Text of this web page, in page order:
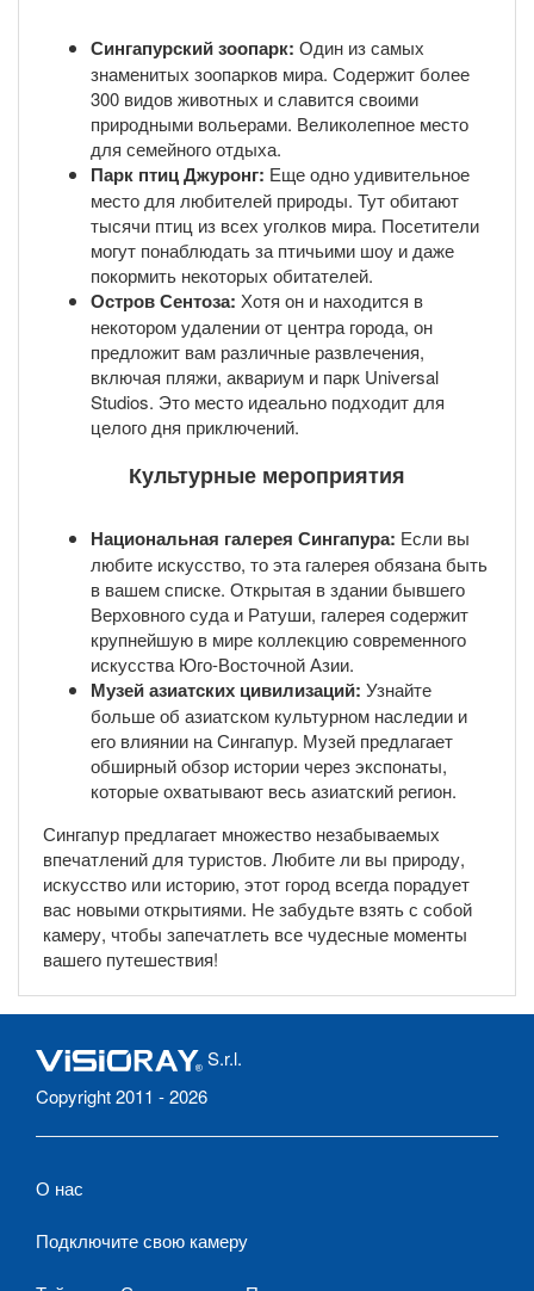
Сингапурский зоопарк: Один из самых
знаменитых зоопарков мира. Содержит более
300 видов животных и славится своими
природными вольерами. Великолепное место
для семейного отдыха.
Парк птиц Джуронг: Еще одно удивительное
место для любителей природы. Тут обитают
тысячи птиц из всех уголков мира. Посетители
могут понаблюдать за птичьими шоу и даже
покормить некоторых обитателей.
Остров Сентоза: Хотя он и находится в
некотором удалении от центра города, он
предложит вам различные развлечения,
включая пляжи, аквариум и парк Universal
Studios. Это место идеально подходит для
целого дня приключений.
Культурные мероприятия
Национальная галерея Сингапура: Если вы
любите искусство, то эта галерея обязана быть
в вашем списке. Открытая в здании бывшего
Верховного суда и Ратуши, галерея содержит
крупнейшую в мире коллекцию современного
искусства Юго-Восточной Азии.
Музей азиатских цивилизаций: Узнайте
больше об азиатском культурном наследии и
его влиянии на Сингапур. Музей предлагает
обширный обзор истории через экспонаты,
которые охватывают весь азиатский регион.
Сингапур предлагает множество незабываемых
впечатлений для туристов. Любите ли вы природу,
искусство или историю, этот город всегда порадует
вас новыми открытиями. Не забудьте взять с собой
камеру, чтобы запечатлеть все чудесные моменты
вашего путешествия!
S.r.l.
Copyright 2011 - 2026
О нас
Подключите свою камеру